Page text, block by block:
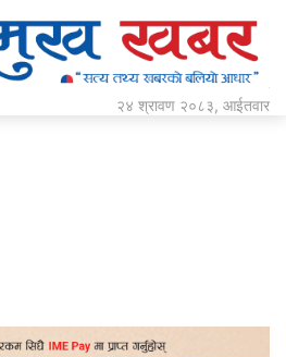
२४ श्रावण २०८३, आईतवार